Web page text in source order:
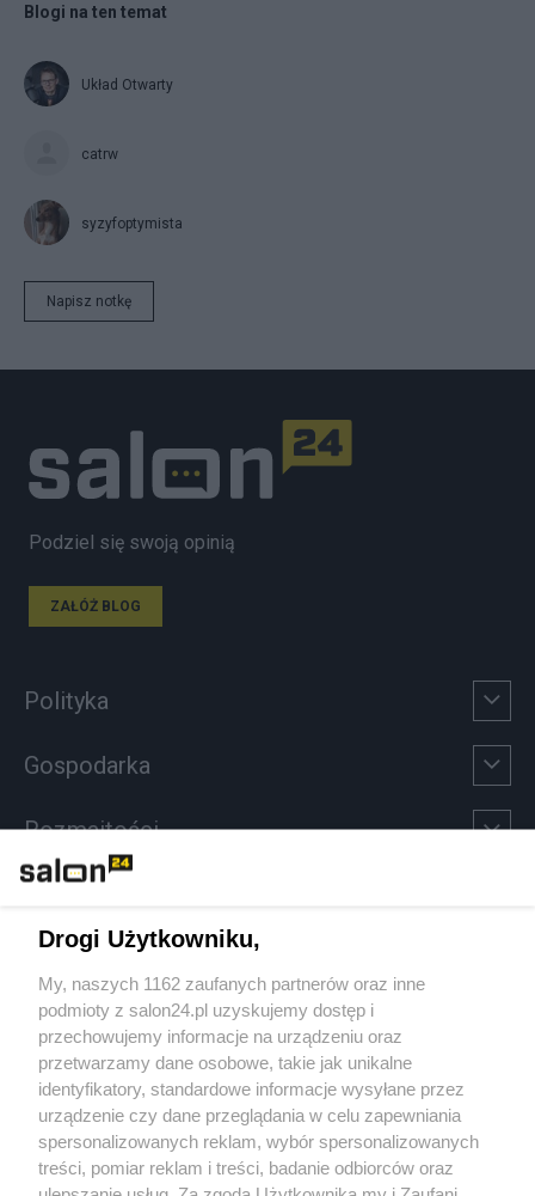
Blogi na ten temat
Układ Otwarty
catrw
syzyfoptymista
Napisz notkę
Podziel się swoją opinią
ZAŁÓŻ BLOG
Polityka
Gospodarka
Rozmaitości
Sport
Społeczeństwo
Kultura
Drogi Użytkowniku,
My, naszych 1162 zaufanych partnerów oraz inne
podmioty z salon24.pl uzyskujemy dostęp i
przechowujemy informacje na urządzeniu oraz
przetwarzamy dane osobowe, takie jak unikalne
identyfikatory, standardowe informacje wysyłane przez
urządzenie czy dane przeglądania w celu zapewniania
spersonalizowanych reklam, wybór spersonalizowanych
treści, pomiar reklam i treści, badanie odbiorców oraz